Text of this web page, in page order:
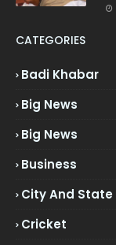
CATEGORIES
Badi Khabar
Big News
Big News
Business
City And State
Cricket